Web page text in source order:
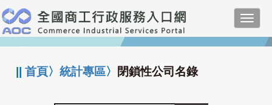
跳
到
主
要
:::
||首頁〉統計專區〉 閉鎖性公司名錄